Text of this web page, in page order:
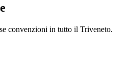
convenzioni in tutto il Triveneto.